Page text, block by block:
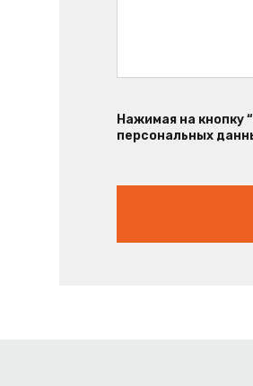
Нажимая на кнопку
персональных